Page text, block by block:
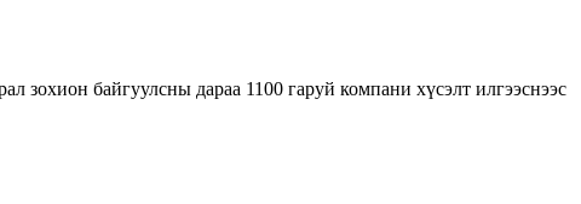
байгуулсны дараа 1100 гаруй компани хүсэлт илгээснээс